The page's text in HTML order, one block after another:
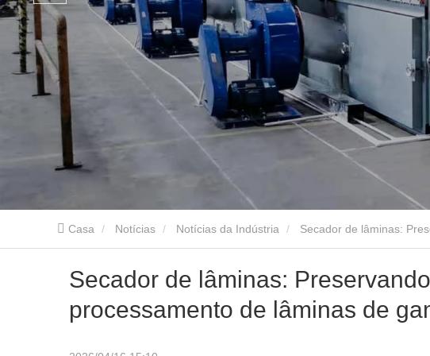
Casa Notícias Notícias da Indústria Secador de lâminas:
Secador de lâminas:
processamento de lâminas de